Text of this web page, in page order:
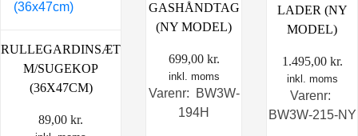
RULLEGARDINSÆT
M/SUGEKOP
(36X47CM)
89,00 kr.
GASHÅNDTAG
(NY MODEL)
699,00 kr.
inkl. moms
Varenr: BW3W-
194H
LADER (NY
MODEL)
1.495,00 kr.
inkl. moms
Varenr:
BW3W-215-NY